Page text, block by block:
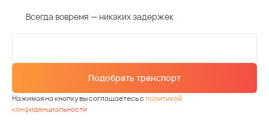
Всегда вовремя — никаких задержек
Подобрать транспорт
Нажимая на кнопку вы соглашаетесь сполитикой
конфиденциальности